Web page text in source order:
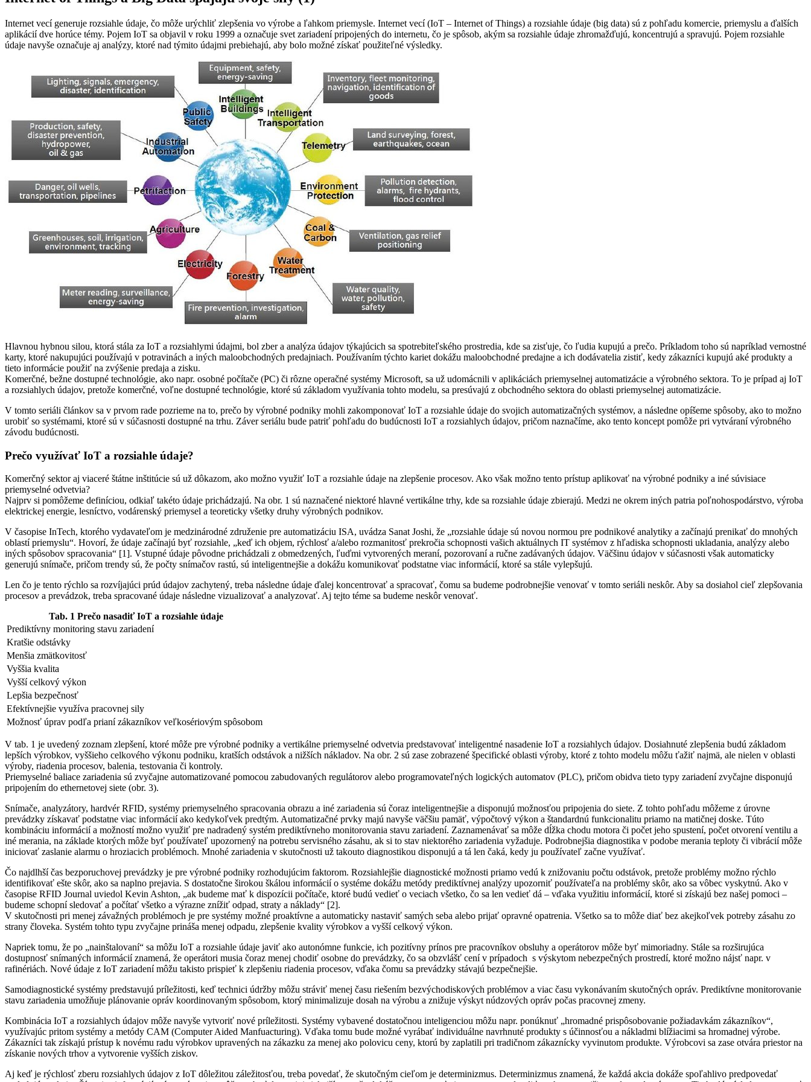
Internet vecí generuje rozsiahle údaje, čo môže urýchliť zlepšenia vo výrobe a ľahkom priemysle. Internet vecí (IoT – Internet of Things) a rozsiahle údaje (big data) sú z pohľadu komercie, priemyslu a ďalších
aplikácií dve horúce témy. Pojem IoT sa objavil v roku 1999 a označuje svet zariadení pripojených do internetu, čo je spôsob, akým sa rozsiahle údaje zhromažďujú, koncentrujú a spravujú. Pojem rozsiahle
údaje navyše označuje aj analýzy, ktoré nad týmito údajmi prebiehajú, aby bolo možné získať použiteľné výsledky.
Hlavnou hybnou silou, ktorá stála za IoT a rozsiahlymi údajmi, bol zber a analýza údajov týkajúcich sa spotrebiteľského prostredia, kde sa zisťuje, čo ľudia kupujú a prečo. Príkladom toho sú napríklad vernostné
karty, ktoré nakupujúci používajú v potravinách a iných maloobchodných predajniach. Používaním týchto kariet dokážu maloobchodné predajne a ich dodávatelia zistiť, kedy zákazníci kupujú aké produkty a
tieto informácie použiť na zvýšenie predaja a zisku.
Komerčné, bežne dostupné technológie, ako napr. osobné počítače (PC) či rôzne operačné systémy Microsoft, sa už udomácnili v aplikáciách priemyselnej automatizácie a výrobného sektora. To je prípad aj IoT
a rozsiahlych údajov, pretože komerčné, voľne dostupné technológie, ktoré sú základom využívania tohto modelu, sa presúvajú z obchodného sektora do oblasti priemyselnej automatizácie.
V tomto seriáli článkov sa v prvom rade pozrieme na to, prečo by výrobné podniky mohli zakomponovať IoT a rozsiahle údaje do svojich automatizačných systémov, a následne opíšeme spôsoby, ako to možno
urobiť so systémami, ktoré sú v súčasnosti dostupné na trhu. Záver seriálu bude patriť pohľadu do budúcnosti IoT a rozsiahlych údajov, pričom naznačíme, ako tento koncept pomôže pri vytváraní výrobného
závodu budúcnosti.
Prečo využívať IoT a rozsiahle údaje?
Komerčný sektor aj viaceré štátne inštitúcie sú už dôkazom, ako možno využiť IoT a rozsiahle údaje na zlepšenie procesov. Ako však možno tento prístup aplikovať na výrobné podniky a iné súvisiace
priemyselné odvetvia?
Najprv si pomôžeme definíciou, odkiaľ takéto údaje prichádzajú. Na obr. 1 sú naznačené niektoré hlavné vertikálne trhy, kde sa rozsiahle údaje zbierajú. Medzi ne okrem iných patria poľnohospodárstvo, výroba
elektrickej energie, lesníctvo, vodárenský priemysel a teoreticky všetky druhy výrobných podnikov.
V časopise InTech, ktorého vydavateľom je medzinárodné združenie pre automatizáciu ISA, uvádza Sanat Joshi, že „rozsiahle údaje sú novou normou pre podnikové analytiky a začínajú prenikať do mnohých
oblastí priemyslu“. Hovorí, že údaje začínajú byť rozsiahle, „keď ich objem, rýchlosť a/alebo rozmanitosť prekročia schopnosti vašich aktuálnych IT systémov z hľadiska schopnosti ukladania, analýzy alebo
iných spôsobov spracovania“ [1]. Vstupné údaje pôvodne prichádzali z obmedzených, ľuďmi vytvorených meraní, pozorovaní a ručne zadávaných údajov. Väčšinu údajov v súčasnosti však automaticky
generujú snímače, pričom trendy sú, že počty snímačov rastú, sú inteligentnejšie a dokážu komunikovať podstatne viac informácií, ktoré sa stále vylepšujú.
Len čo je tento rýchlo sa rozvíjajúci prúd údajov zachytený, treba následne údaje ďalej koncentrovať a spracovať, čomu sa budeme podrobnejšie venovať v tomto seriáli neskôr. Aby sa dosiahol cieľ zlepšovania
procesov a prevádzok, treba spracované údaje následne vizualizovať a analyzovať. Aj tejto téme sa budeme neskôr venovať.
Tab. 1 Prečo nasadiť IoT a rozsiahle údaje
Prediktívny monitoring stavu zariadení
Kratšie odstávky
Menšia zmätkovitosť
Vyššia kvalita
Vyšší celkový výkon
Lepšia bezpečnosť
Efektívnejšie využíva pracovnej sily
Možnosť úprav podľa prianí zákazníkov veľkosériovým spôsobom
V tab. 1 je uvedený zoznam zlepšení, ktoré môže pre výrobné podniky a vertikálne priemyselné odvetvia predstavovať inteligentné nasadenie IoT a rozsiahlych údajov. Dosiahnuté zlepšenia budú základom
lepších výrobkov, vyššieho celkového výkonu podniku, kratších odstávok a nižších nákladov. Na obr. 2 sú zase zobrazené špecifické oblasti výroby, ktoré z tohto modelu môžu ťažiť najmä, ale nielen v oblasti
výroby, riadenia procesov, balenia, testovania či kontroly.
Priemyselné baliace zariadenia sú zvyčajne automatizované pomocou zabudovaných regulátorov alebo programovateľných logických automatov (PLC), pričom obidva tieto typy zariadení zvyčajne disponujú
pripojením do ethernetovej siete (obr. 3).
Snímače, analyzátory, hardvér RFID, systémy priemyselného spracovania obrazu a iné zariadenia sú čoraz inteligentnejšie a disponujú možnosťou pripojenia do siete. Z tohto pohľadu môžeme z úrovne
prevádzky získavať podstatne viac informácií ako kedykoľvek predtým. Automatizačné prvky majú navyše väčšiu pamäť, výpočtový výkon a štandardnú funkcionalitu priamo na matičnej doske. Túto
kombináciu informácií a možností možno využiť pre nadradený systém prediktívneho monitorovania stavu zariadení. Zaznamenávať sa môže dĺžka chodu motora či počet jeho spustení, počet otvorení ventilu a
iné merania, na základe ktorých môže byť používateľ upozornený na potrebu servisného zásahu, ak si to stav niektorého zariadenia vyžaduje. Podrobnejšia diagnostika v podobe merania teploty či vibrácií môže
iniciovať zaslanie alarmu o hroziacich problémoch. Mnohé zariadenia v skutočnosti už takouto diagnostikou disponujú a tá len čaká, kedy ju používateľ začne využívať.
Čo najdlhší čas bezporuchovej prevádzky je pre výrobné podniky rozhodujúcim faktorom. Rozsiahlejšie diagnostické možnosti priamo vedú k znižovaniu počtu odstávok, pretože problémy možno rýchlo
identifikovať ešte skôr, ako sa naplno prejavia. S dostatočne širokou škálou informácií o systéme dokážu metódy prediktívnej analýzy upozorniť používateľa na problémy skôr, ako sa vôbec vyskytnú. Ako v
časopise RFID Journal uviedol Kevin Ashton, „ak budeme mať k dispozícii počítače, ktoré budú vedieť o veciach všetko, čo sa len vedieť dá – vďaka využitiu informácií, ktoré si získajú bez našej pomoci –
budeme schopní sledovať a počítať všetko a výrazne znížiť odpad, straty a náklady“ [2].
V skutočnosti pri menej závažných problémoch je pre systémy možné proaktívne a automaticky nastaviť samých seba alebo prijať opravné opatrenia. Všetko sa to môže diať bez akejkoľvek potreby zásahu zo
strany človeka. Systém tohto typu zvyčajne prináša menej odpadu, zlepšenie kvality výrobkov a vyšší celkový výkon.
Napriek tomu, že po „nainštalovaní“ sa môžu IoT a rozsiahle údaje javiť ako autonómne funkcie, ich pozitívny prínos pre pracovníkov obsluhy a operátorov môže byť mimoriadny. Stále sa rozširujúca
dostupnosť snímaných informácií znamená, že operátori musia čoraz menej chodiť osobne do prevádzky, čo sa obzvlášť cení v prípadoch s výskytom nebezpečných prostredí, ktoré možno nájsť napr. v
rafinériách. Nové údaje z IoT zariadení môžu takisto prispieť k zlepšeniu riadenia procesov, vďaka čomu sa prevádzky stávajú bezpečnejšie.
Samodiagnostické systémy predstavujú príležitosti, keď technici údržby môžu stráviť menej času riešením bezvýchodiskových problémov a viac času vykonávaním skutočných opráv. Prediktívne monitorovanie
stavu zariadenia umožňuje plánovanie opráv koordinovaným spôsobom, ktorý minimalizuje dosah na výrobu a znižuje výskyt núdzových opráv počas pracovnej zmeny.
Kombinácia IoT a rozsiahlych údajov môže navyše vytvoriť nové príležitosti. Systémy vybavené dostatočnou inteligenciou môžu napr. ponúknuť „hromadné prispôsobovanie požiadavkám zákazníkov“,
využívajúc pritom systémy a metódy CAM (Computer Aided Manfuacturing). Vďaka tomu bude možné vyrábať individuálne navrhnuté produkty s účinnosťou a nákladmi blížiacimi sa hromadnej výrobe.
Zákazníci tak získajú prístup k novému radu výrobkov upravených na zákazku za menej ako polovicu ceny, ktorú by zaplatili pri tradičnom zákaznícky vyvinutom produkte. Výrobcovi sa zase otvára priestor na
získanie nových trhov a vytvorenie vyšších ziskov.
Aj keď je rýchlosť zberu rozsiahlych údajov z IoT dôležitou záležitosťou, treba povedať, že skutočným cieľom je determinizmus. Determinizmus znamená, že každá akcia dokáže spoľahlivo predpovedať